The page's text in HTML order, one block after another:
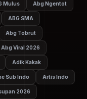
Mulus Abg Ngentot
ABG SMA
Abg Tobrut
Abg Viral 2026
Adik Kakak
Sub Indo Artis Indo
2026